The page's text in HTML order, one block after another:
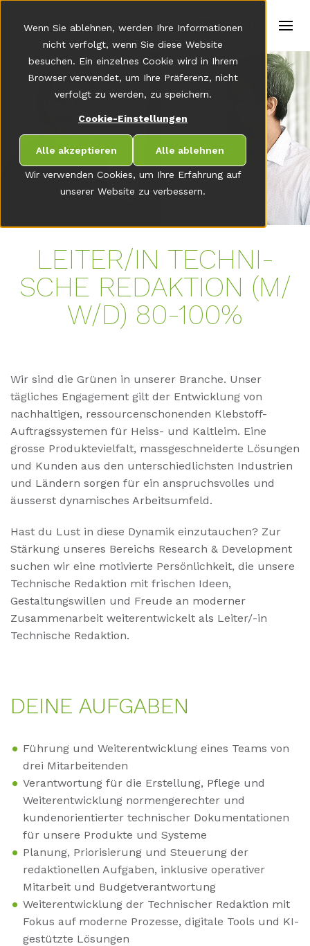
Wir verwenden Cookies, um Ihre Erfahrung auf
unserer Website zu verbessern.
Wenn Sie ablehnen, werden Ihre Informationen
nicht verfolgt, wenn Sie diese Website
besuchen. Ein einzelnes Cookie wird in Ihrem
Browser verwendet, um Ihre Präferenz, nicht
verfolgt zu werden, zu speichern.
Cookie-Einstellungen
Alle akzeptieren Alle ablehnen
t
r
s
E
n
g
de-ch
LEI­TER/​​IN TECH­NI­
SCHE RE­DAK­TI­ON (M/​​
W/​​D) 80-100%
Wir sind die Grünen in unserer Branche. Unser
tägliches Engagement gilt der Entwicklung von
nachhaltigen, ressourcenschonenden Klebstoff-
Auftragssystemen für Heiss- und Kaltleim. Eine
grosse Produktevielfalt, massgeschneiderte Lösungen
und Kunden aus den unterschiedlichsten Industrien
und Ländern sorgen für ein anspruchsvolles und
äusserst dynamisches Arbeitsumfeld.
Hast du Lust in diese Dynamik einzutauchen? Zur
Stärkung unseres Bereichs Research & Development
suchen wir eine motivierte Persönlichkeit, die unsere
Technische Redaktion mit frischen Ideen,
Gestaltungswillen und Freude an moderner
Zusammenarbeit weiterentwickelt als Leiter/-in
Technische Redaktion.
DEI­NE AUF­GA­BEN
Führung und Weiterentwicklung eines Teams von
drei Mitarbeitenden
Verantwortung für die Erstellung, Pflege und
Weiterentwicklung normengerechter und
kundenorientierter technischer Dokumentationen
für unsere Produkte und Systeme
Planung, Priorisierung und Steuerung der
redaktionellen Aufgaben, inklusive operativer
Mitarbeit und Budgetverantwortung
Weiterentwicklung der Technischer Redaktion mit
Fokus auf moderne Prozesse, digitale Tools und KI-
gestützte Lösungen